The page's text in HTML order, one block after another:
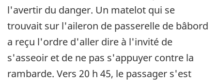
l'avertir du danger. Un matelot qui se
trouvait sur l'aileron de passerelle de bâbord
a reçu l'ordre d'aller dire à l'invité de
s'asseoir et de ne pas s'appuyer contre la
rambarde. Vers 20 h 45, le passager s'est